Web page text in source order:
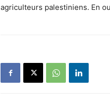
agriculteurs palestiniens. En